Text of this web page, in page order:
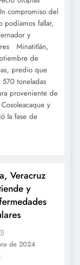
compromiso del
podíamos fallar,
y
Minatitlán,
de
predio que
toneladas
proveniente de
y
la fase de
Veracruz
y
de 2024